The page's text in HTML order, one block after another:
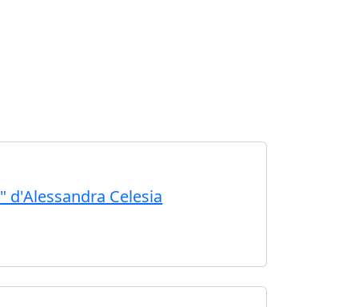
d'Alessandra Celesia